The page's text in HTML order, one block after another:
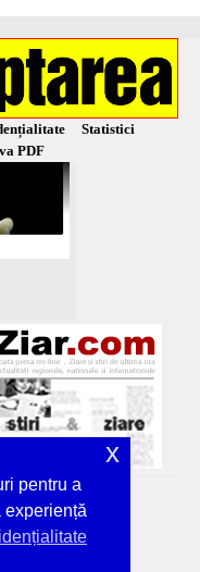
Statistici
PDF
pentru a
experiență
x